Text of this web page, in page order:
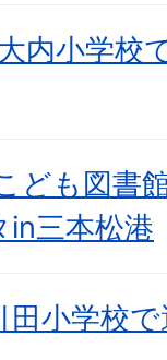
内小学校
ども図書
in三本松港
小学校